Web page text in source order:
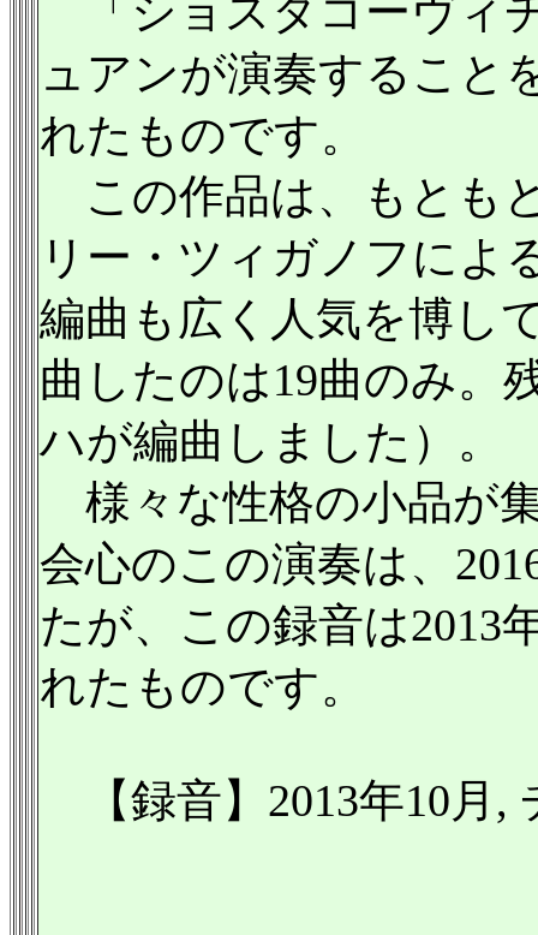
「ショスタコーヴィ
ュアンが演奏すること
れたものです。
この作品は、もとも
リー・ツィガノフによ
編曲も広く人気を博し
曲したのは19曲のみ。
ハが編曲しました）。
様々な性格の小品が
会心のこの演奏は、
たが、この録音は2013
れたものです。
【録音】2013年10月,